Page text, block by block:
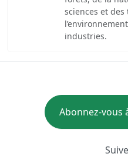
sciences et
industries.
Abonnez-vous